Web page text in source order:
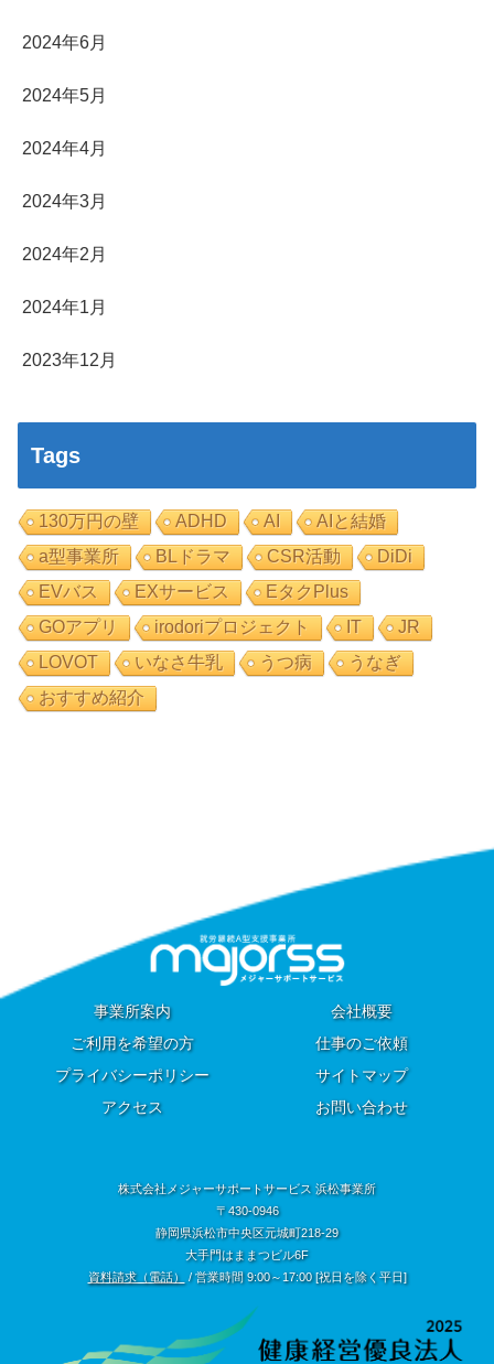
2024年6月
2024年5月
2024年4月
2024年3月
2024年2月
2024年1月
2023年12月
Tags
130万円の壁 ADHD AI
AIと結婚
a型事業所
BLドラマ CSR活動
DiDi
EVバス
EXサービス
EタクPlus
GOアプリ
irodoriプロジェクト IT
JR
LOVOT
いなさ牛乳 うつ病
うなぎ
おすすめ紹介
事業所案内
会社概要
ご利用を希望の方
仕事のご依頼
プライバシーポリシー
サイトマップ
アクセス
お問い合わせ
株式会社メジャーサポートサービス 浜松事業所
〒430-0946
静岡県浜松市中央区元城町218-29
大手門はままつビル6F
資料請求（電話）
/ 営業時間 9:00～17:00 [祝日を除く平日]